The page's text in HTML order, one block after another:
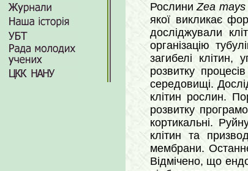
РослиниZea mays
якої викликає
досліджували
організацію
загибелі клітин,
розвитку
середовищі.
клітин рослин.
розвитку
кортикальні.
клітин та
мембрани.
Відмічено, що